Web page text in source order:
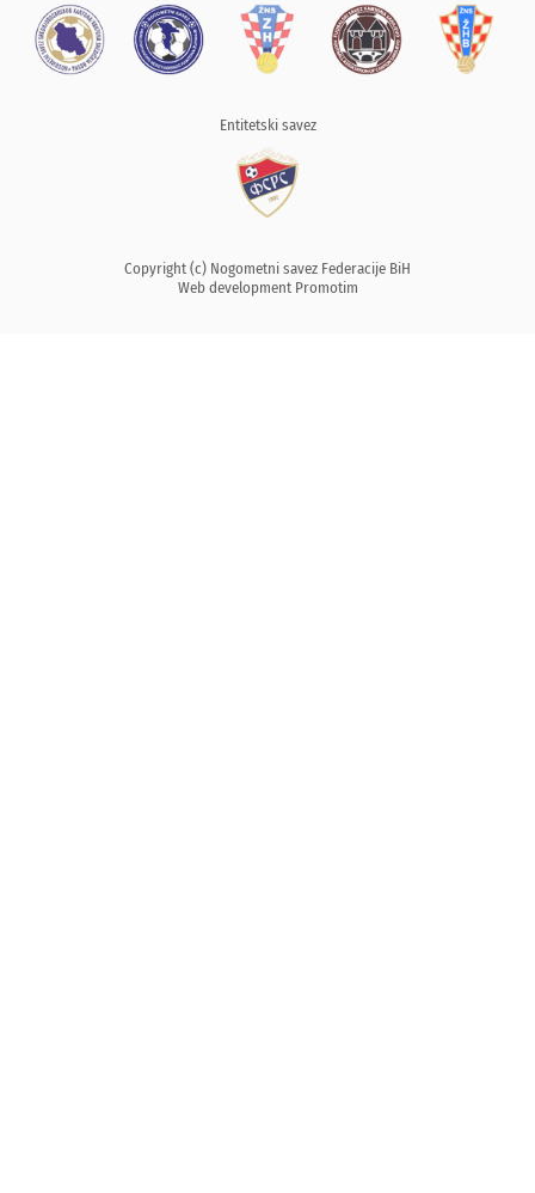
Entitetski savez
Copyright (c) Nogometni savez Federacije BiH
Web development Promotim